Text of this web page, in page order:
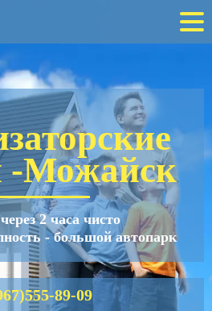
-Можайск
2 часа чисто
- большой автопарк
89-09